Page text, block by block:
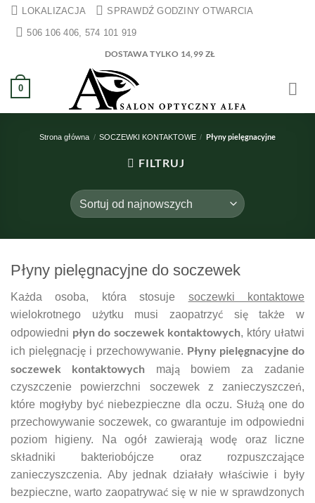
PrzewińLOKALIZACJA SPRAWDŹ GODZINY OTWARCIA
506 106 406, 574 101 919
DOSTAWA TYLKO 14,99 ZŁ
0
Strona główna / SOCZEWKI KONTAKTOWE / Płyny pielęgnacyjne
FILTRUJ
Płyny pielęgnacyjne do soczewek
Każda osoba, która stosuje soczewki kontaktowe
wielokrotnego użytku musi zaopatrzyć się także w
odpowiedni płyn do soczewek kontaktowych, który ułatwi
ich pielęgnację i przechowywanie. Płyny pielęgnacyjne do
soczewek kontaktowychmają bowiem za zadanie
czyszczenie powierzchni soczewek z zanieczyszczeń,
które mogłyby być niebezpieczne dla oczu. Służą one do
przechowywanie soczewek, co gwarantuje im odpowiedni
poziom higieny. Na ogół zawierają wodę oraz liczne
składniki bakteriobójcze oraz rozpuszczające
zanieczyszczenia. Aby jednak działały właściwie i były
bezpieczne, warto zaopatrywać się w nie w sprawdzonych